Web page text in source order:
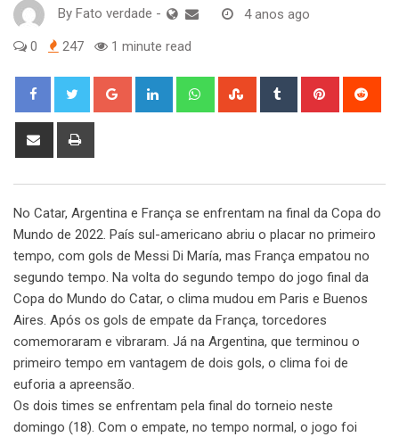
By Fato verdade - 4 anos ago
0 247 1 minute read
Google+ LinkedIn WhatsappStumbleUpon
Tumblr Pinterest
Share
No Catar, Argentina e França se enfrentam na final da Copa do
Mundo de 2022. País sul-americano abriu o placar no primeiro
tempo, com gols de Messi Di María, mas França empatou no
segundo tempo. Na volta do segundo tempo do jogo final da
Copa do Mundo do Catar, o clima mudou em Paris e Buenos
Aires. Após os gols de empate da França, torcedores
comemoraram e vibraram. Já na Argentina, que terminou o
primeiro tempo em vantagem de dois gols, o clima foi de
euforia a apreensão.
Os dois times se enfrentam pela final do torneio neste
domingo (18). Com o empate, no tempo normal, o jogo foi